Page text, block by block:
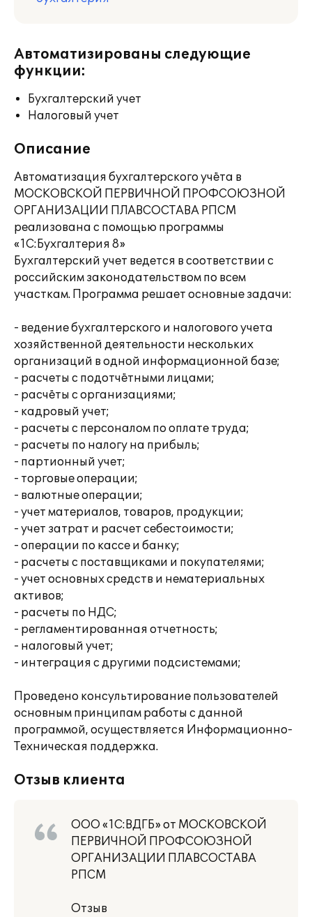
Автоматизированы следующие
функции:
Бухгалтерский учет
Налоговый учет
Описание
Автоматизация бухгалтерского учёта в
МОСКОВСКОЙ ПЕРВИЧНОЙ ПРОФСОЮЗНОЙ
ОРГАНИЗАЦИИ ПЛАВСОСТАВА РПСМ
реализована с помощью программы
«1С:Бухгалтерия 8»
Бухгалтерский учет ведется в соответствии с
российским законодательством по всем
участкам. Программа решает основные задачи:
- ведение бухгалтерского и налогового учета
хозяйственной деятельности нескольких
организаций в одной информационной базе;
- расчеты с подотчётными лицами;
- расчёты с организациями;
- кадровый учет;
- расчеты с персоналом по оплате труда;
- расчеты по налогу на прибыль;
- партионный учет;
- торговые операции;
- валютные операции;
- учет материалов, товаров, продукции;
- учет затрат и расчет себестоимости;
- операции по кассе и банку;
- расчеты с поставщиками и покупателями;
- учет основных средств и нематериальных
активов;
- расчеты по НДС;
- регламентированная отчетность;
- налоговый учет;
- интеграция с другими подсистемами;
Проведено консультирование пользователей
основным принципам работы с данной
программой, осуществляется Информационно-
Техническая поддержка.
Отзыв клиента
ООО «1С:ВДГБ» от МОСКОВСКОЙ
ПЕРВИЧНОЙ ПРОФСОЮЗНОЙ
ОРГАНИЗАЦИИ ПЛАВСОСТАВА
РПСМ
Отзыв